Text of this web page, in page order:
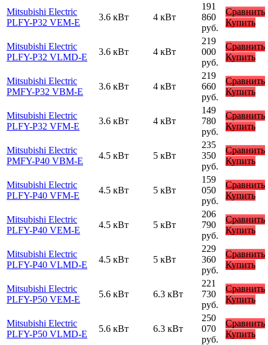
Mitsubishi Electric
PLFY-P32 VEM-E
3.6 кВт 4 кВт
191
860
руб.
Сравнить
Купить
Mitsubishi Electric
PLFY-P32 VLMD-E
3.6 кВт 4 кВт
219
000
руб.
Сравнить
Купить
Mitsubishi Electric
PMFY-P32 VBM-E
3.6 кВт 4 кВт
219
660
руб.
Сравнить
Купить
Mitsubishi Electric
PLFY-P32 VFM-E
3.6 кВт 4 кВт
149
780
руб.
Сравнить
Купить
Mitsubishi Electric
PMFY-P40 VBM-E
4.5 кВт 5 кВт
235
350
руб.
Сравнить
Купить
Mitsubishi Electric
PLFY-P40 VFM-E
4.5 кВт 5 кВт
159
050
руб.
Сравнить
Купить
Mitsubishi Electric
PLFY-P40 VEM-E
4.5 кВт 5 кВт
206
790
руб.
Сравнить
Купить
Mitsubishi Electric
PLFY-P40 VLMD-E
4.5 кВт 5 кВт
229
360
руб.
Сравнить
Купить
Mitsubishi Electric
PLFY-P50 VEM-E
5.6 кВт 6.3 кВт
221
730
руб.
Сравнить
Купить
Mitsubishi Electric
PLFY-P50 VLMD-E
5.6 кВт 6.3 кВт
250
070
руб.
Сравнить
Купить